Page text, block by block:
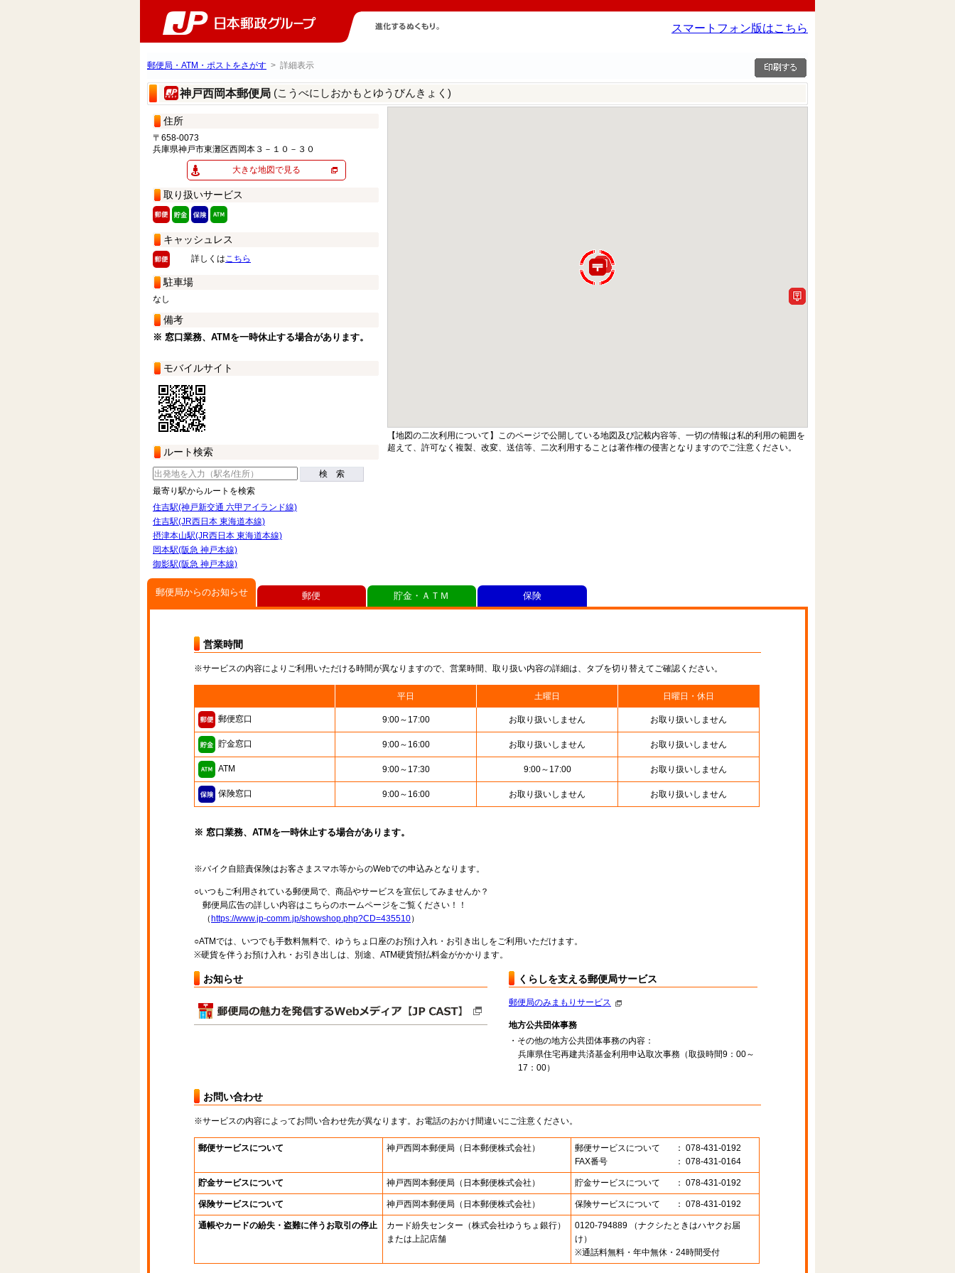
スマートフォン版はこちら
郵便局・ATM・ポストをさがす > 詳細表示
神戸西岡本郵便局 (こうべにしおかもとゆうびんきょく)
住所
〒658-0073
兵庫県神戸市東灘区西岡本３－１０－３０
大きな地図で見る
取り扱いサービス
キャッシュレス
詳しくはこちら
駐車場
なし
備考
※ 窓口業務、ATMを一時休止する場合があります。
モバイルサイト
ルート検索
検 索
最寄り駅からルートを検索
住吉駅(神戸新交通 六甲アイランド線)
住吉駅(JR西日本 東海道本線)
摂津本山駅(JR西日本 東海道本線)
岡本駅(阪急 神戸本線)
御影駅(阪急 神戸本線)
【地図の二次利用について】このページで公開している地図及び記載内容等、一切の情報は私的利用の範囲を
超えて、許可なく複製、改変、送信等、二次利用することは著作権の侵害となりますのでご注意ください。
郵便局からのお知らせ
営業時間
※サービスの内容によりご利用いただける時間が異なりますので、営業時間、取り扱い内容の詳細は、タブを切り替えてご確認ください。
平日 土曜日 日曜日・休日
郵便窓口 9:00～17:00 お取り扱いしません お取り扱いしません
貯金窓口 9:00～16:00 お取り扱いしません お取り扱いしません
ATM 9:00～17:30 9:00～17:00 お取り扱いしません
保険窓口 9:00～16:00 お取り扱いしません お取り扱いしません
※ 窓口業務、ATMを一時休止する場合があります。
※バイク自賠責保険はお客さまスマホ等からのWebでの申込みとなります。
○いつもご利用されている郵便局で、商品やサービスを宣伝してみませんか？
郵便局広告の詳しい内容はこちらのホームページをご覧ください！！
（ https://www.jp-comm.jp/showshop.php?CD=435510）
○ATMでは、いつでも手数料無料で、ゆうちょ口座のお預け入れ・お引き出しをご利用いただけます。
※硬貨を伴うお預け入れ・お引き出しは、別途、ATM硬貨預払料金がかかります。
お知らせ くらしを支える郵便局サービス
郵便局のみまもりサービス
地方公共団体事務
・その他の地方公共団体事務の内容：
兵庫県住宅再建共済基金利用申込取次事務（取扱時間9：00～
17：00）
お問い合わせ
※サービスの内容によってお問い合わせ先が異なります。お電話のおかけ間違いにご注意ください。
郵便サービスについて 神戸西岡本郵便局 （日本郵便株式会社） 郵便サービスについて
： 078-431-0192
FAX番号
： 078-431-0164
貯金サービスについて 神戸西岡本郵便局 （日本郵便株式会社） 貯金サービスについて ： 078-431-0192
保険サービスについて 神戸西岡本郵便局 （日本郵便株式会社） 保険サービスについて ： 078-431-0192
通帳やカードの紛失・盗難に伴うお取引の停止 カード紛失センター （株式会社ゆうちょ銀行）
または上記店舗
0120-794889 （ナクシたときはハヤクお届
け）
※通話料無料・年中無休・24時間受付
郵便 貯金・ＡＴＭ 保険